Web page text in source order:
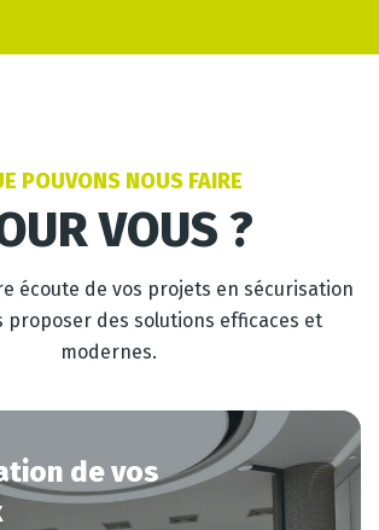
POUVONS NOUS FAIRE
VOUS ?
écoute de vos projets en sécurisation
proposer des solutions efficaces et
modernes.
devos